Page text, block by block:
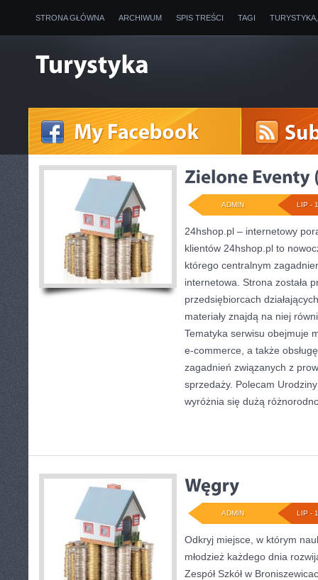
STRONA GŁÓWNA ARCHIWUM SPIS TREŚCI TAGI
LIP -
ADMIN
24hshop.pl – internetowy
klientów 24hshop.pl to
którego centralnym
internetowa. Strona została
przedsiębiorcach
materiały znajdą na niej
Tematyka serwisu obejmuje
e-commerce, a także
zagadnień związanych z
sprzedaży. Polecam
wyróżnia się dużą
LIP -
ADMIN
Odkryj miejsce, w którym
młodzież każdego dnia
Zespół Szkół w